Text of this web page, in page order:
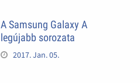
A Samsung Galaxy A
legújabb sorozata
2017. Jan. 05.